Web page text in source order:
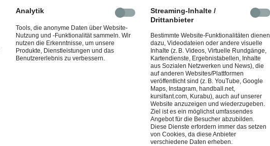
Analytik
Tools, die anonyme Daten über Website-
Nutzung und -Funktionalität sammeln. Wir
nutzen die Erkenntnisse, um unsere
Produkte, Dienstleistungen und das
Benutzererlebnis zu verbessern.
Streaming-Inhalte /
Drittanbieter
Bestimmte Website-Funktionalitäten dienen
dazu, Videodateien oder andere visuelle
Inhalte (z. B. Videos, Virtuelle Rundgänge,
Kartendienste, Ergebnistabellen, Inhalte
aus Sozialen Netzwerken und News), die
auf anderen Websites/Plattformen
veröffentlicht sind (z. B. YouTube, Google
Maps, Instagram, handball.net,
kursifant.com, Kurabu), auch auf unserer
Website anzuzeigen und wiederzugeben.
Ziel ist es ein möglichst umfassendes
Angebot für die Besucher abzubilden.
Diese Dienste erfordern immer das setzen
von Cookies, da diese Anbieter
verschiedene Daten erheben.